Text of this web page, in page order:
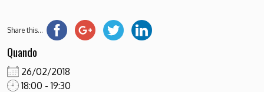
Share this...
Quando
26/02/2018
18:00 - 19:30